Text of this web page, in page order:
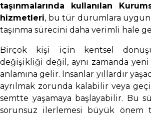
taşınmalarında kullanılan
hizmetleri, bu tür durumlara uygun
taşınma sürecini daha verimli hale
Birçok kişi için kentsel
değişikliği değil, aynı zamanda
anlamına gelir. İnsanlar yıllardır
ayrılmak zorunda kalabilir veya
semtte yaşamaya başlayabilir. Bu
sorunsuz ilerlemesi büyük önem